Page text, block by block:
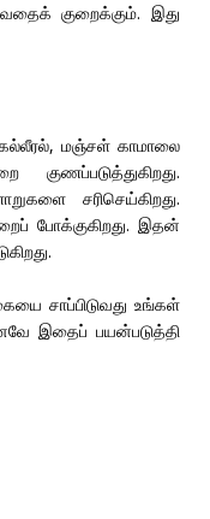
குறைக்கும். இது
கல்லீரல், மஞ்சள் காமாலை
சரிசெய்கிறது.
போக்குகிறது. இதன்
சாப்பிடுவது உங்கள்
இதைப் பயன்படுத்தி